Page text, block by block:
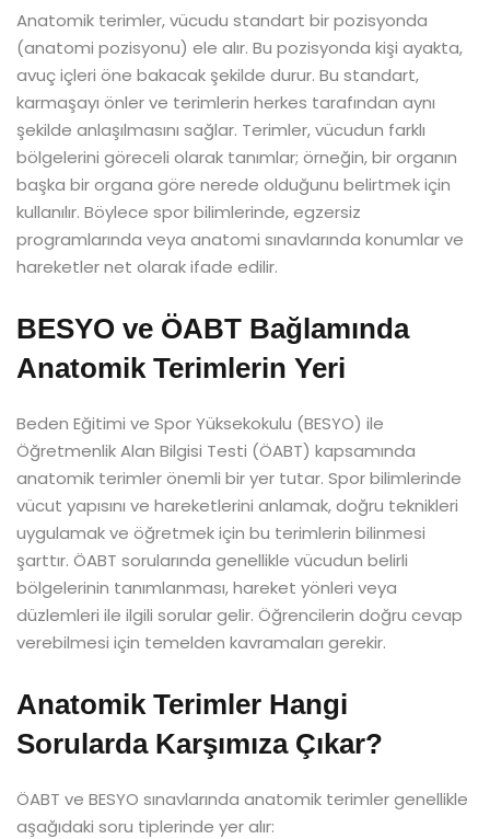
Anatomik terimler, vücudu standart bir pozisyonda
(anatomi pozisyonu) ele alır. Bu pozisyonda kişi ayakta,
avuç içleri öne bakacak şekilde durur. Bu standart,
karmaşayı önler ve terimlerin herkes tarafından aynı
şekilde anlaşılmasını sağlar. Terimler, vücudun farklı
bölgelerini göreceli olarak tanımlar; örneğin, bir organın
başka bir organa göre nerede olduğunu belirtmek için
kullanılır. Böylece spor bilimlerinde, egzersiz
programlarında veya anatomi sınavlarında konumlar ve
hareketler net olarak ifade edilir.
BESYO ve ÖABT Bağlamında
Anatomik Terimlerin Yeri
Beden Eğitimi ve Spor Yüksekokulu (BESYO) ile
Öğretmenlik Alan Bilgisi Testi (ÖABT) kapsamında
anatomik terimler önemli bir yer tutar. Spor bilimlerinde
vücut yapısını ve hareketlerini anlamak, doğru teknikleri
uygulamak ve öğretmek için bu terimlerin bilinmesi
şarttır. ÖABT sorularında genellikle vücudun belirli
bölgelerinin tanımlanması, hareket yönleri veya
düzlemleri ile ilgili sorular gelir. Öğrencilerin doğru cevap
verebilmesi için temelden kavramaları gerekir.
Anatomik Terimler Hangi
Sorularda Karşımıza Çıkar?
ÖABT ve BESYO sınavlarında anatomik terimler genellikle
aşağıdaki soru tiplerinde yer alır: